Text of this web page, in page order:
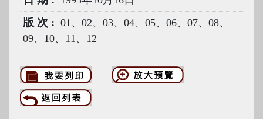
版次
01、02、03、04、05、06、07、08、
09、10、11、12